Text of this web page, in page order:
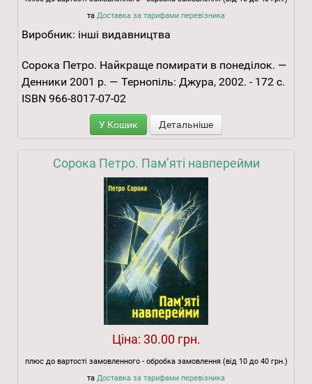
та Доставка за тарифами перевізника
Виробник: інші видавництва
Сорока Петро. Найкраще помирати в понеділок. —
Денники 2001 р. — Тернопіль: Джура, 2002. - 172 с.
ISBN 966-8017-07-02
У Кошик Детальніше
Сорока Петро. Пам’яті навперейми
Ціна: 30.00 грн.
плюс до вартості замовленного - обробка замовлення (від 10 до 40 грн.)
та Доставка за тарифами перевізника